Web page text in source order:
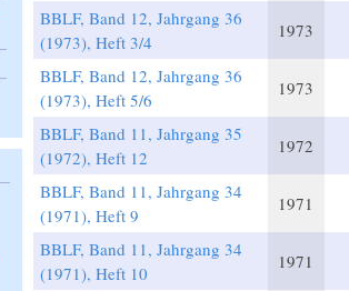
BBLF, Band 12, Jahrgang 36
(1973), Heft 3/4
1973
BBLF, Band 12, Jahrgang 36
(1973), Heft 5/6
1973
BBLF, Band 11, Jahrgang 35
(1972), Heft 12
1972
BBLF, Band 11, Jahrgang 34
(1971), Heft 9
1971
BBLF, Band 11, Jahrgang 34
(1971), Heft 10
1971